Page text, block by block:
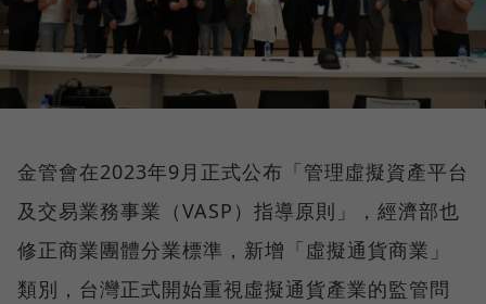
金管會在2023年9月正式公布「管理虛擬資產平台
及交易業務事業（VASP）指導原則」，經濟部也
修正商業團體分業標準，新增「虛擬通貨商業」
類別，台灣正式開始重視虛擬通貨產業的監管問